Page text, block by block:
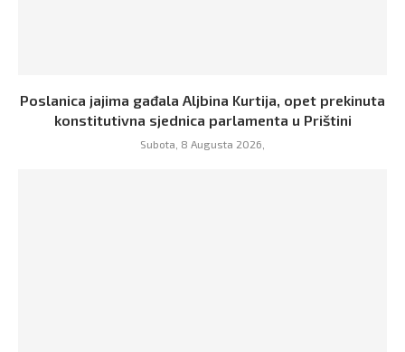
Poslanica jajima gađala Aljbina Kurtija, opet prekinuta
konstitutivna sjednica parlamenta u Prištini
Subota, 8 Augusta 2026,